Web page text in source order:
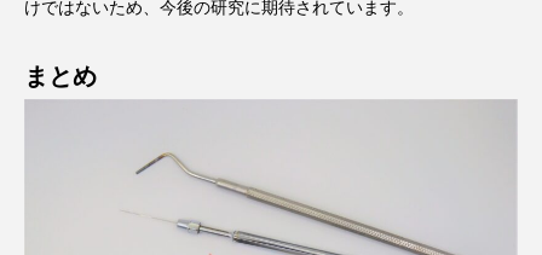
けではないため、今後の研究に期待されています。
まとめ